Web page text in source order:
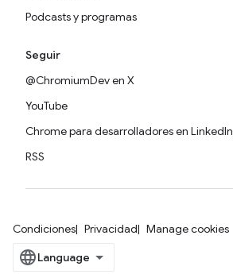
Podcasts y programas
Seguir
@ChromiumDev en X
YouTube
Chrome para desarrolladores en LinkedIn
RSS
Condiciones Privacidad Manage cookies